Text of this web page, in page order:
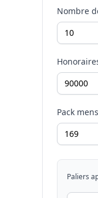
Nombre
Pack
Paliers